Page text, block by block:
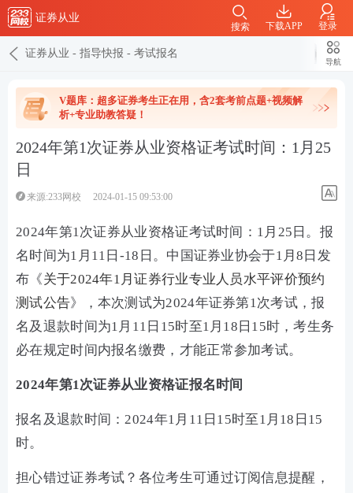
证券从业
下载APP 登录
搜索
证券从业 - 指导快报 - 考试报名
导航
V题库：超多证券考生正在用，含2套考前点题+视频解
析+专业助教答疑！
2024年第1次证券从业资格证考试时间：1月25
日
来源:233网校 2024-01-15 09:53:00
2024年第1次证券从业资格证考试时间：1月25日。报
名时间为1月11日-18日。中国证券业协会于1月8日发
布《关于2024年1月证券行业专业人员水平评价预约
测试公告》，本次测试为2024年证券第1次考试，报
名及退款时间为1月11日15时至1月18日15时，考生务
必在规定时间内报名缴费，才能正常参加考试。
2024年第1次证券从业资格证报名时间
报名及退款时间：2024年1月11日15时至1月18日15
时。
担心错过证券考试？各位考生可通过订阅信息提醒，